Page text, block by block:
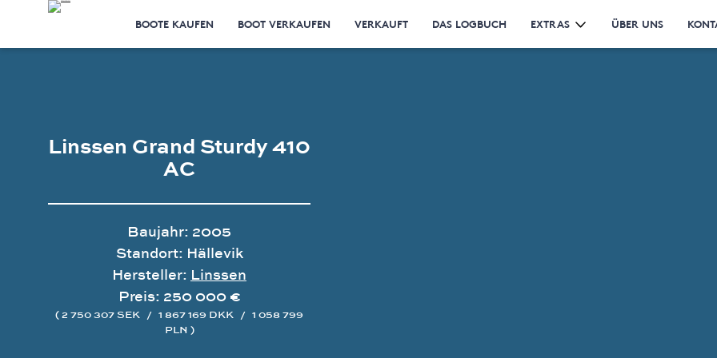
BOOTE KAUFEN BOOT VERKAUFEN VERKAUFT DAS LOGBUCH EXTRAS ÜBER UNS
Linssen Grand Sturdy 410
AC
Baujahr: 2005
Standort: Hällevik
Hersteller: Linssen
Preis: 250 000 €
( 2 750 307 SEK / 1 867 169 DKK / 1 058 799
PLN )